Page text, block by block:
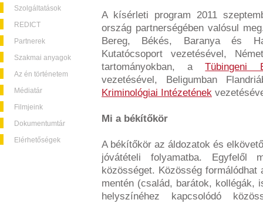
Szolgáltatások
REDICT
Partnerek
Szakmai anyagok
Az én történetem
Médiatár
Filmjeink
Dokumentumtár
Elérhetőségek
A kísérleti program 2011
ország partnerségében valósul
Bereg, Békés, Baranya és
Kutatócsoport vezetésével,
tartományokban, aTübingeni
vezetésével, Beligumban
Kriminológiai Intézetének
Mi a békítőkör
A békítőkör az áldozatok és
jóvátételi folyamatba. Egyfelől
közösséget. Közösség
mentén (család, barátok, kollégák,
helyszínéhez kapcsolódó